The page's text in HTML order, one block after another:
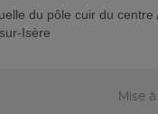
du pôle cuir du centre
Isère
Mise